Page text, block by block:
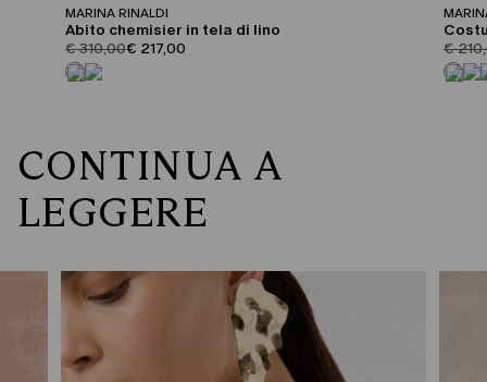
MARINA RINALDI
Abito chemisier in tela di lino
product.price.original
€ 310,00product.price.sale
€ 217,00 €
CONTINUA A
LEGGERE